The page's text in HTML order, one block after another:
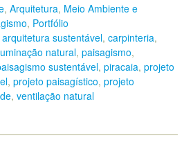
, Arquitetura, Meio Ambiente e
, Portfólio
arquitetura sustentável, carpinteria,
natural, paisagismo,
sustentável, piracaia, projeto
, projeto paisagístico, projeto
, ventilação natural